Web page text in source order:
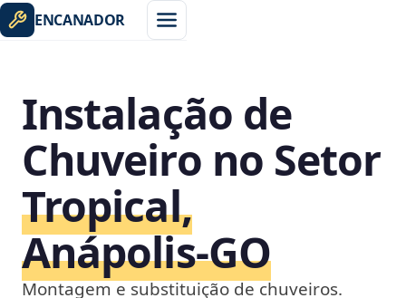
ENCANADOR
Instalação de
Chuveiro no Setor
Tropical,
Anápolis‑GO
Montagem e substituição de chuveiros.